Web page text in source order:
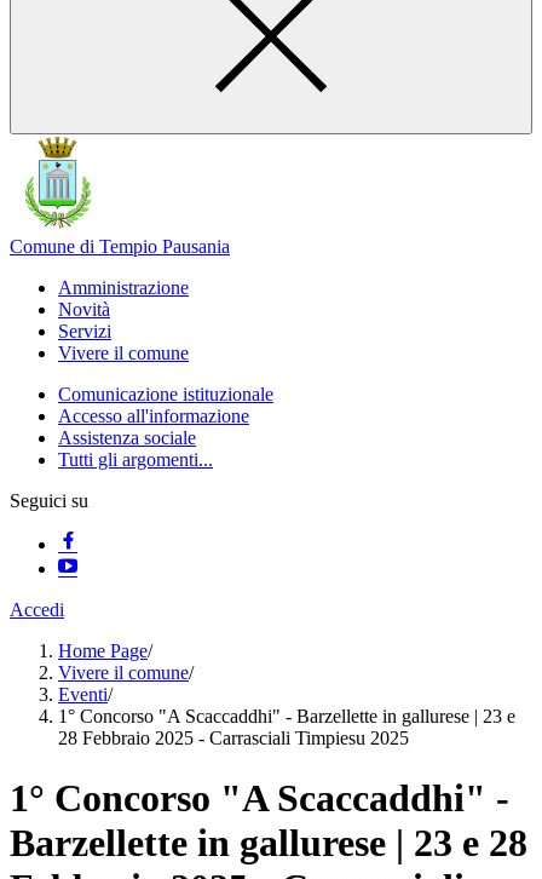
Comune di Tempio Pausania
Amministrazione
Novità
Servizi
Vivere il comune
Comunicazione istituzionale
Accesso all'informazione
Assistenza sociale
Tutti gli argomenti...
Seguici su
Accedi
Home Page/
Vivere il comune/
Eventi/
1° Concorso "A Scaccaddhi" - Barzellette in gallurese | 23 e
28 Febbraio 2025 - Carrasciali Timpiesu 2025
1° Concorso "A Scaccaddhi" -
Barzellette in gallurese | 23 e 28